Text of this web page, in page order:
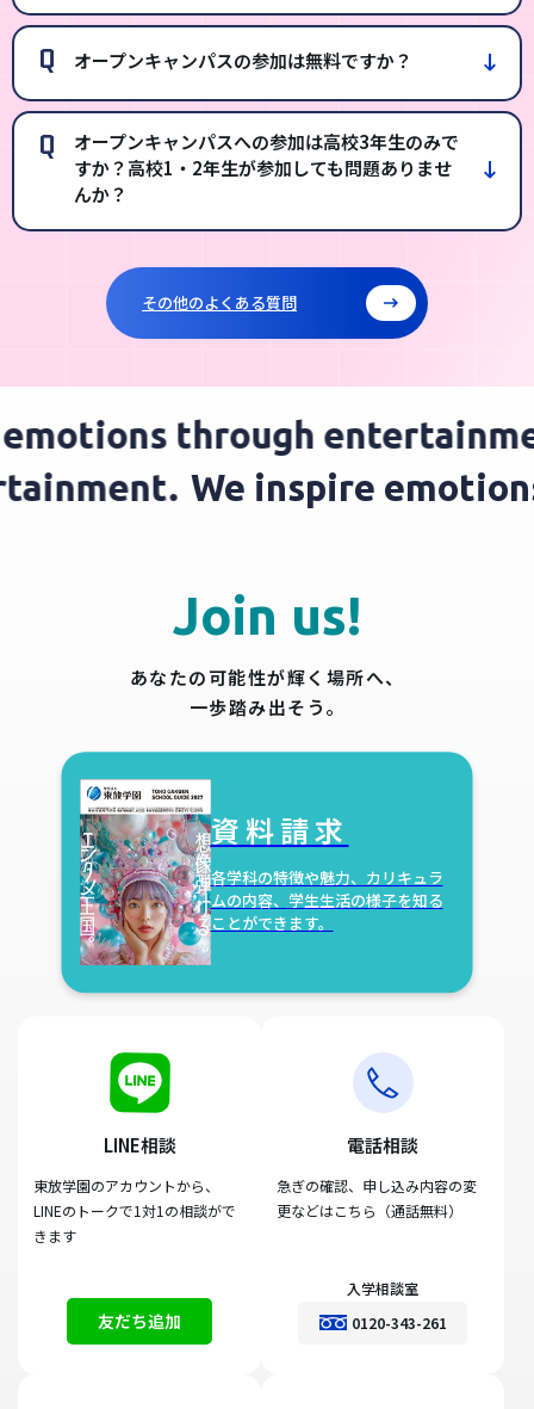
Q オープンキャンパスの参加は無料ですか？
Q
オープンキャンパスへの参加は高校3年生のみで
すか？高校1・2年生が参加しても問題ありませ
んか？
その他のよくある質問
through
We inspire
Join us!
あなたの可能性が輝く場所へ、
一歩踏み出そう。
資料請求
各学科の特徴や魅力、カリキュラ
ムの内容、 学生生活の様子を知る
ことができます。
LINE相談
東放学園のアカウントから、
LINEのトークで1対1の相談がで
きます
友だち追加
電話相談
急ぎの確認、申し込み内容の変
更などはこちら（通話無料）
入学相談室
0120-343-261